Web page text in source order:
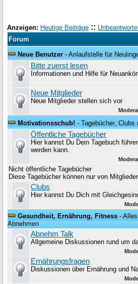
Anzeigen: Heutige Beiträge ::
Forum
Neue Benutzer - Anlaufstelle für
Bitte zuerst lesen
Informationen und Hilfe für
Neue Mitglieder
Neue Mitglieder stellen sich vor
Motivationsschub! - Tagebücher, Clubs
Öffentliche Tagebücher
Hier kannst Du Dein Tagebuch
werden kann.
Nicht öffentliche Tagebücher
Diese Tagebücher können nur von
Clubs
Hier kannst Du Dich mit
Gesundheit, Ernährung, Fitness -
Abnehmen
Abnehm Talk
Allgemeine Diskussionen rund um
Ernährungsfragen
Diskussionen über Ernährung und